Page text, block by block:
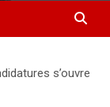
s’ouvre